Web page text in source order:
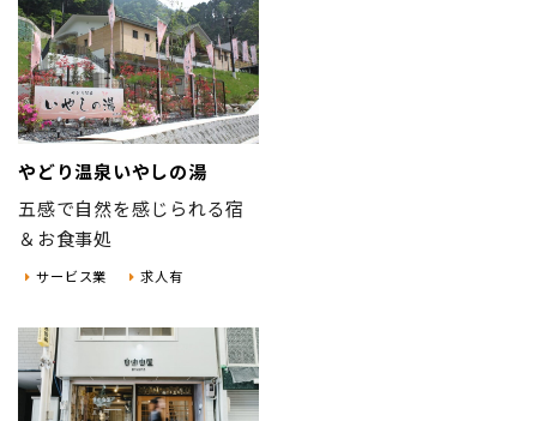
しごと
住まい
移住者インタビュー
地域おこし協力隊
やどり温泉いやしの湯
五感で自然を感じられる宿
＆お食事処
サービス業 求人有